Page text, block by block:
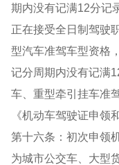
期内没有记满12分记
正在接受全日制驾驶
型汽车准驾车型资格
记分周期内没有记满
车、重型牵引挂车准
《机动车驾驶证申领
第十六条：初次申领
为城市公交车、大型